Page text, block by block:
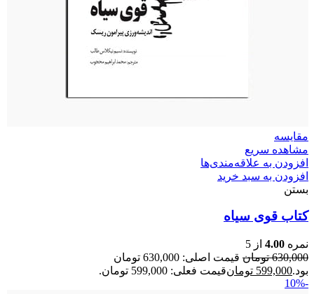
مقایسه
مشاهده سریع
افزودن به علاقه‌مندی‌ها
افزودن به سبد خرید
بستن
کتاب قوی سیاه
نمره 4.00 از 5
630,000 تومان
قیمت اصلی: 630,000 تومان
بود.599,000 تومانقیمت فعلی: 599,000 تومان.
-10%